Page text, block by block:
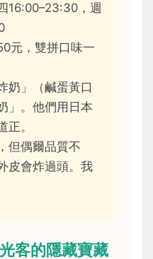
16:00–23:30，週
元，雙拼口味一
奶」（鹹蛋黃口
」。他們用日本
。
但偶爾品質不
皮會炸過頭。我
客的隱藏寶藏